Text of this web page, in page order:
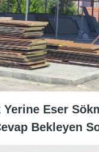
Yerine Eser
Bekleyen